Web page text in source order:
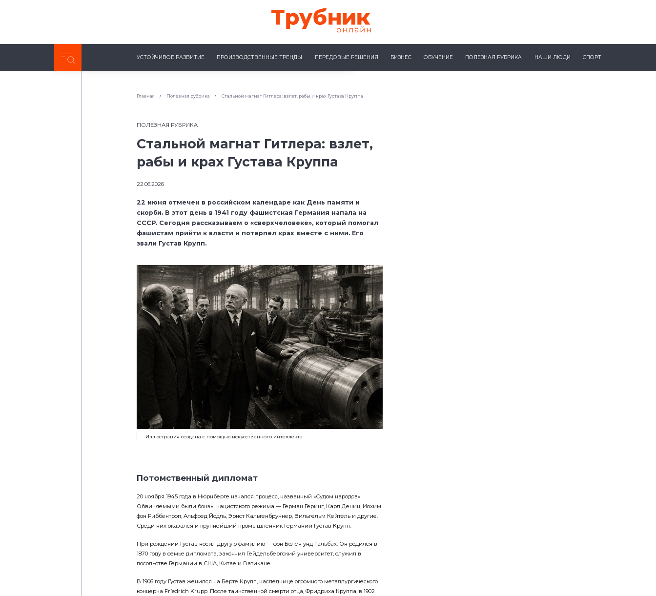
Неделя с ТМК. Выпуск №27 (225)
УСТОЙЧИВОЕ РАЗВИТИЕ ПРОИЗВОДСТВЕННЫЕ ТРЕНДЫ ПЕРЕДОВЫЕ РЕШЕНИЯ БИЗНЕС ОБУЧЕНИЕ ПОЛЕЗНАЯ РУБРИКА НАШИ ЛЮДИ СПОРТ
Главная Полезная рубрика Стальной магнат Гитлера: взлет, рабы и крах Густава Круппа
ПОЛЕЗНАЯ РУБРИКА
Стальной магнат Гитлера: взлет,
рабы и крах Густава Круппа
22.06.2026
22 июня отмечен в российском календаре как День памяти и
скорби. В этот день в 1941 году фашистская Германия напала на
СССР. Сегодня рассказываем о «сверхчеловеке», который помогал
фашистам прийти к власти и потерпел крах вместе с ними. Его
звали Густав Крупп.
Иллюстрация создана с помощью искусственного интеллекта
Потомственный дипломат
20 ноября 1945 года в Нюрнберге начался процесс, названный «Судом народов».
Обвиняемыми были бонзы нацистского режима — Герман Геринг, Карл Дениц, Иохим
фон Риббентроп, Альфред Йодль, Эрнст Кальтенбруннер, Вильгельм Кейтель и другие.
Среди них оказался и крупнейший промышленник Германии Густав Крупп.
При рождении Густав носил другую фамилию — фон Болен унд Гальбах. Он родился в
1870 году в семье дипломата, закончил Гейдельбергский университет, служил в
посольстве Германии в США, Китае и Ватикане.
В 1906 году Густав женился на Берте Крупп, наследнице огромного металлургического
концерна Fríedrich Krupp. После таинственной смерти отца, Фридриха Круппа, в 1902